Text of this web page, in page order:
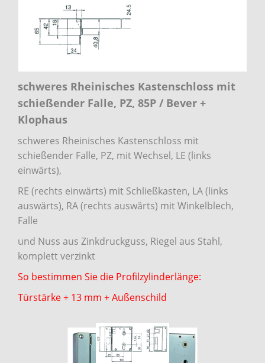
schweres Rheinisches Kastenschloss mit
schießender Falle, PZ, 85P / Bever +
Klophaus
schweres Rheinisches Kastenschloss mit
schießender Falle, PZ, mit Wechsel, LE (links
einwärts),
RE (rechts einwärts) mit Schließkasten, LA (links
auswärts), RA (rechts auswärts) mit Winkelblech,
Falle
und Nuss aus Zinkdruckguss, Riegel aus Stahl,
komplett verzinkt
So bestimmen Sie die Profilzylinderlänge:
Türstärke + 13 mm + Außenschild